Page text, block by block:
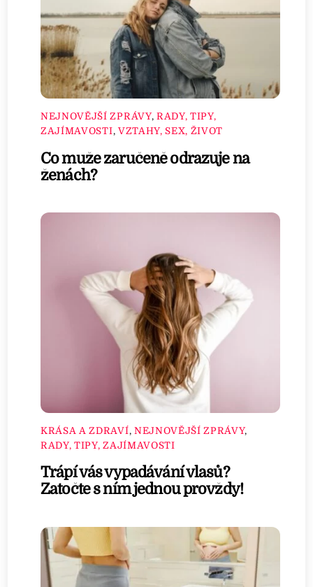
NEJNOVĚJŠÍ ZPRÁVY, RADY, TIPY,
ZAJÍMAVOSTI, VZTAHY, SEX, ŽIVOT
Co muže zaručeně odrazuje na
ženách?
KRÁSA A ZDRAVÍ, NEJNOVĚJŠÍ ZPRÁVY,
RADY, TIPY, ZAJÍMAVOSTI
Trápí vás vypadávání vlasů?
Zatočte s ním jednou provždy!